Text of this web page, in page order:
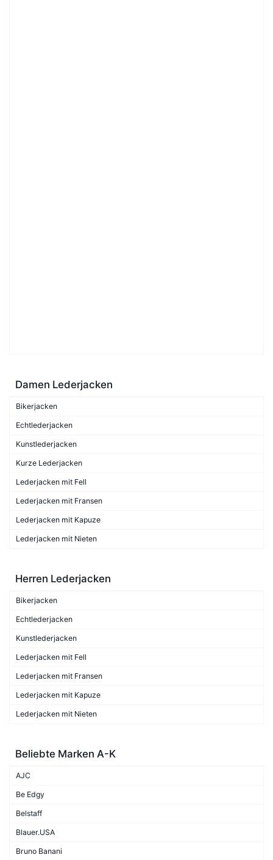
Damen Lederjacken
Bikerjacken
Echtlederjacken
Kunstlederjacken
Kurze Lederjacken
Lederjacken mit Fell
Lederjacken mit Fransen
Lederjacken mit Kapuze
Lederjacken mit Nieten
Herren Lederjacken
Bikerjacken
Echtlederjacken
Kunstlederjacken
Lederjacken mit Fell
Lederjacken mit Fransen
Lederjacken mit Kapuze
Lederjacken mit Nieten
Beliebte Marken A-K
AJC
Be Edgy
Belstaff
Blauer.USA
Bruno Banani